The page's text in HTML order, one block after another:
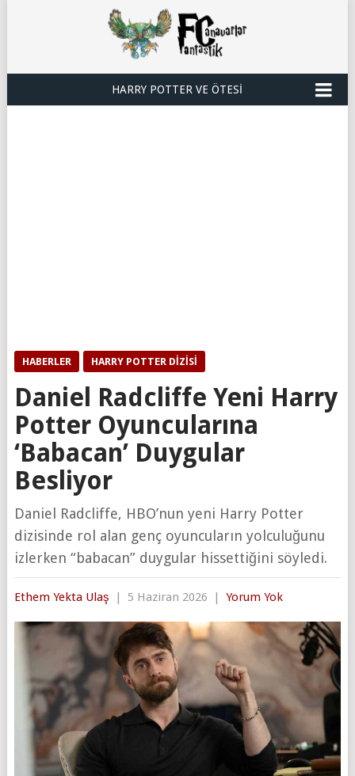
HARRY POTTER VE ÖTESI
HABERLER HARRY POTTER DIZISI
Daniel Radcliffe Yeni Harry
Potter Oyuncularına
‘Babacan’ Duygular
Besliyor
Daniel Radcliffe, HBO’nun yeni Harry Potter
dizisinde rol alan genç oyuncuların yolculuğunu
izlerken “babacan” duygular hissettiğini söyledi.
Ethem Yekta Ulaş | 5 Haziran 2026 | Yorum Yok